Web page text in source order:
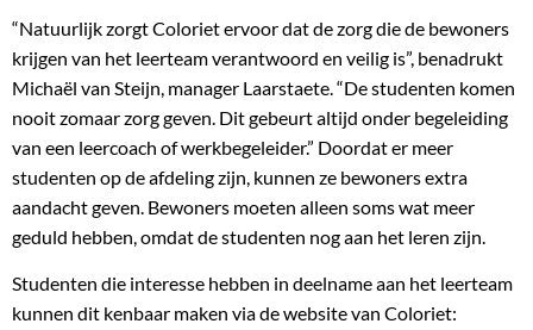
“Natuurlijk zorgt Coloriet ervoor dat de zorg die de bewoners
krijgen van het leerteam verantwoord en veilig is”, benadrukt
Michaël van Steijn, manager Laarstaete. “De studenten komen
nooit zomaar zorg geven. Dit gebeurt altijd onder begeleiding
van een leercoach of werkbegeleider.” Doordat er meer
studenten op de afdeling zijn, kunnen ze bewoners extra
aandacht geven. Bewoners moeten alleen soms wat meer
geduld hebben, omdat de studenten nog aan het leren zijn.
Studenten die interesse hebben in deelname aan het leerteam
kunnen dit kenbaar maken via de website van Coloriet: